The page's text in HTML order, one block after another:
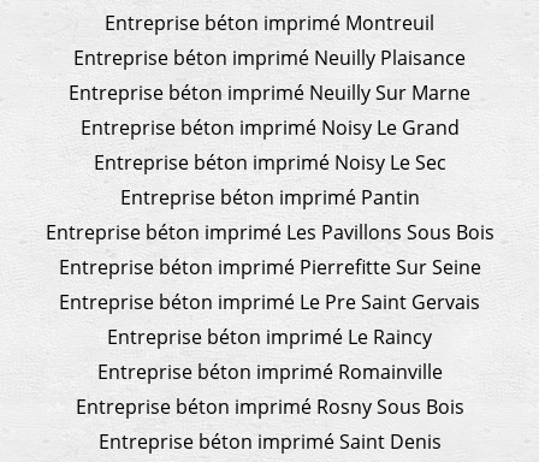
Entreprise béton imprimé Montreuil
Entreprise béton imprimé Neuilly Plaisance
Entreprise béton imprimé Neuilly Sur Marne
Entreprise béton imprimé Noisy Le Grand
Entreprise béton imprimé Noisy Le Sec
Entreprise béton imprimé Pantin
Entreprise béton imprimé Les Pavillons Sous Bois
Entreprise béton imprimé Pierrefitte Sur Seine
Entreprise béton imprimé Le Pre Saint Gervais
Entreprise béton imprimé Le Raincy
Entreprise béton imprimé Romainville
Entreprise béton imprimé Rosny Sous Bois
Entreprise béton imprimé Saint Denis